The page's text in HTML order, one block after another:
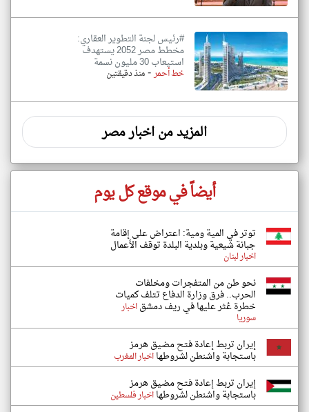
#رئيس لجنة التطوير العقاري:
مخطط مصر 2052 يستهدف
استيعاب 30 مليون نسمة
خط أحمر-منذ دقيقتين
المزيد من اخبار مصر
أيضاً في موقع كل يوم
توتر في المية ومية: اعتراض على إقامة
جبانة شيعية وبلدية البلدة توقف الأعمال
اخبار لبنان
نحو طن من المتفجرات ومخلفات
الحرب.. فرق وزارة الدفاع تتلف كميات
خطرة عُثر عليها في ريف دمشقاخبار
سوريا
إيران تربط إعادة فتح مضيق هرمز
باستجابة واشنطن لشروطهااخبار المغرب
إيران تربط إعادة فتح مضيق هرمز
باستجابة واشنطن لشروطهااخبار فلسطين